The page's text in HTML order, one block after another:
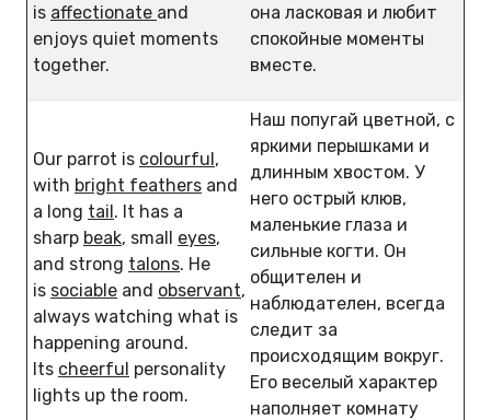
is affectionate and
enjoys quiet moments
together.
она ласковая и любит
спокойные моменты
вместе.
Our parrot is colourful,
with bright feathers and
a long tail. It has a
sharp beak, small eyes,
and strong talons. He
is sociable and observant,
always watching what is
happening around.
Its cheerful personality
lights up the room.
Наш попугай цветной, с
яркими перышками и
длинным хвостом. У
него острый клюв,
маленькие глаза и
сильные когти. Он
общителен и
наблюдателен, всегда
следит за
происходящим вокруг.
Его веселый характер
наполняет комнату